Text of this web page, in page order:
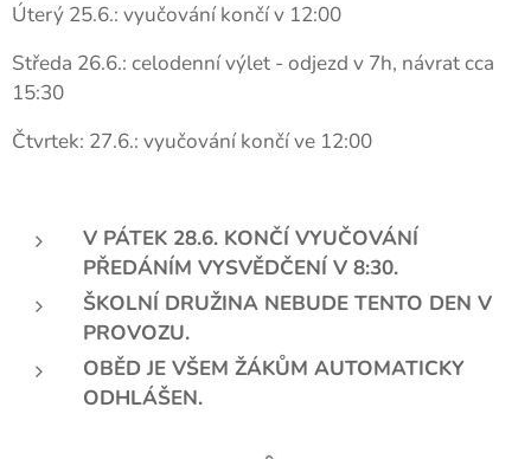
Úterý 25.6.: vyučování končí v 12:00
Středa 26.6.: celodenní výlet - odjezd v 7h, návrat cca
15:30
Čtvrtek: 27.6.: vyučování končí ve 12:00
V PÁTEK 28.6. KONČÍ VYUČOVÁNÍ
PŘEDÁNÍM VYSVĚDČENÍ V 8:30.
ŠKOLNÍ DRUŽINA NEBUDE TENTO DEN V
PROVOZU.
OBĚD JE VŠEM ŽÁKŮM AUTOMATICKY
ODHLÁŠEN.